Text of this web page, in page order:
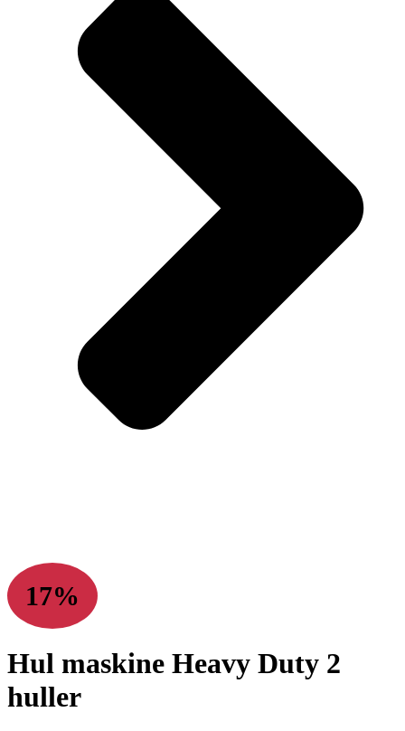
17%
Hul maskine Heavy Duty 2
huller